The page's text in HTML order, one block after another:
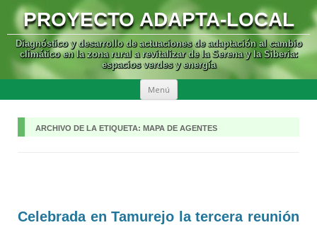
PROYECTO ADAPTA-LOCAL
Diagnóstico y desarrollo de actuaciones de adaptación al cambio
climático en la zona rural a revitalizar de la Serena y la Siberia:
espacios verdes y energía
Menú
AL
ARCHIVO DE LA ETIQUETA: MAPA DE AGENTES
Celebrada en Tamurejo la tercera reunión